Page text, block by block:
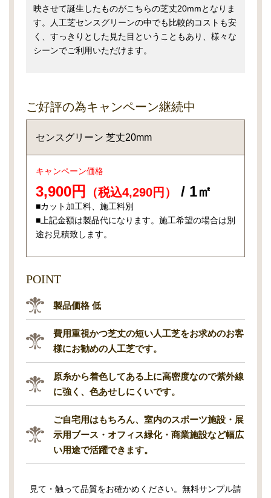
映させて誕生したものがこちらの芝丈20mmとなりま
す。人工芝センスグリーンの中でも比較的コストも安
く、すっきりとした見た目ということもあり、様々な
シーンでご利用いただけます。
ご好評の為キャンペーン継続中
センスグリーン 芝丈20mm
キャンペーン価格
3,900円 （税込4,290円） / 1㎡
■カット加工料、施工料別
■上記金額は製品代になります。施工希望の場合は別
途お見積致します。
POINT
製品価格 低
費用重視かつ芝丈の短い人工芝をお求めのお客
様にお勧めの人工芝です。
原糸から着色してある上に高密度なので紫外線
に強く、色あせしにくいです。
ご自宅用はもちろん、室内のスポーツ施設・展
示用ブース・オフィス緑化・商業施設など幅広
い用途で活躍できます。
見て・触って品質をお確かめください。無料サンプル請